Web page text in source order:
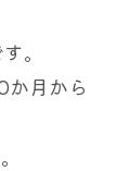
。
か月から